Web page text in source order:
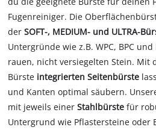
Fugenreiniger. Die
derSOFT-, MEDIUM- und ULTRA-
Untergründe wie z.B. WPC, BPC
rauen, nicht versiegelten Stein. Mit
Bürste integrierten Seitenbürste
und Kanten optimal säubern.
mit jeweils einerStahlbürstefür
Untergrund wie Pflastersteine oder